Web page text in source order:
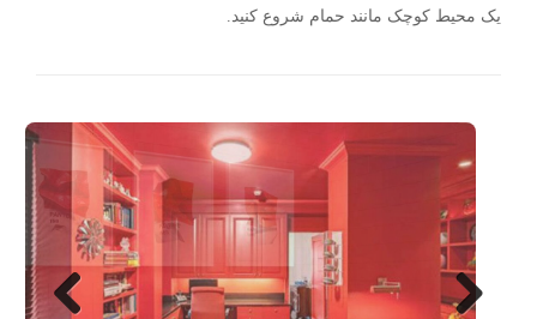
یک محیط کوچک مانند حمام شروع کنید.